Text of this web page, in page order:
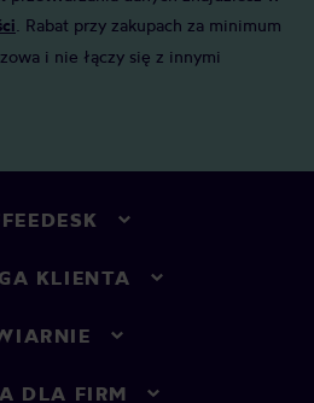
. Rabat przy zakupach za minimum
i nie łączy się z innymi
KLIENTA
DLA FIRM